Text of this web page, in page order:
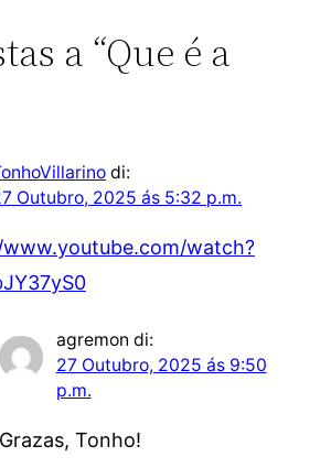
a “Que é a
di:
Outubro, 2025 ás 5:32 p.m.
watch?
agremon di:
27 Outubro, 2025 ás 9:50
p.m.
Grazas, Tonho!